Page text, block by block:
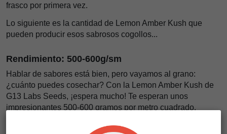
frasco por primera vez.
Lo siguiente es la cantidad de Lemon Amber Kush que
pueden producir esos sabrosos cogollos...
Rendimiento: 500-600g/sm
Hablar de sabores está bien, pero vayamos al grano:
¿cuánto puedes cosechar? Con la Lemon Amber Kush de
G13 Labs Seeds, ¡espera mucho! Te esperan unos
impresionantes 500-600 gramos por metro cuadrado.
Así es, esta planta es muy productiva. Así que imagínate